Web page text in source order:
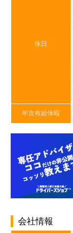
休日
年次有給休暇
会社情報